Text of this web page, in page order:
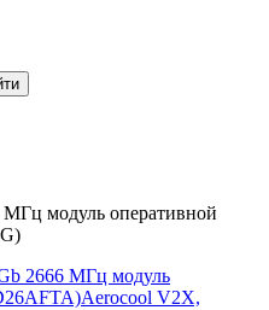
модуль оперативной
2666 МГц модуль
Aerocool V2X,